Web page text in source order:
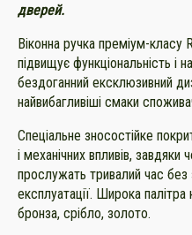
дверей.
Віконна ручка преміум-класу
підвищує функціональність і
бездоганний ексклюзивний
найвибагливіші смаки
Спеціальне зносостійке
і механічних впливів, завдяки
прослужать тривалий час без
експлуатації. Широка палітра
бронза, срібло, золото.